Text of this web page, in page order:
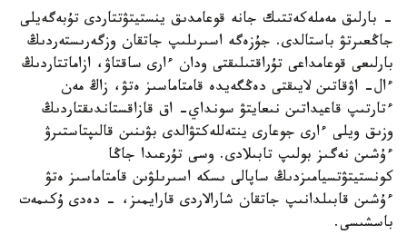
- بارلىق مەملەكەتتىك جانە قوعامدىق ينستيتۋتتاردى تۇبەگەيلى
جاڭعىرتۋ باستالدى. جۇزەگە اسىرىلىپ جاتقان وزگەرىستەردىڭ
بارلىعى قوعامداعى تۇراقتىلىقتى ودان ءارى ساقتاۋ، ازاماتتاردىڭ
ءال- اۋقاتىن لايىقتى دەڭگەيدە قامتاماسىز ەتۋ، زاڭ مەن
ءتارتىپ قاعيداتىن نىعايتۋ سونداي- اق قازاقستاندىقتاردىڭ
وزىق ويلى ءارى جوعارى ينتەللەكتۋالدى بۋىنىن قالىپتاستىرۋ
ءۇشىن نەگىز بولىپ تابىلادى. وسى تۇرعىدا جاڭا
كونستيتۋتسيامىزدىڭ ساپالى ىسكە اسىرىلۋىن قامتاماسىز ەتۋ
ءۇشىن قابىلدانىپ جاتقان شارالاردى قارايمىز، - دەدى ۇكىمەت
باسشىسى.